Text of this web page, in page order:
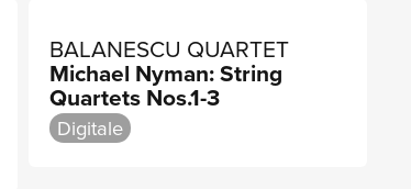
BALANESCU QUARTET
Michael Nyman: String
Quartets Nos.1-3
Digitale